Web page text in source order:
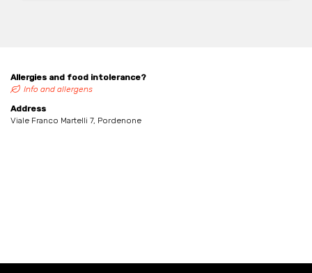
Allergies and food intolerance?
Info and allergens
Address
Viale Franco Martelli 7, Pordenone